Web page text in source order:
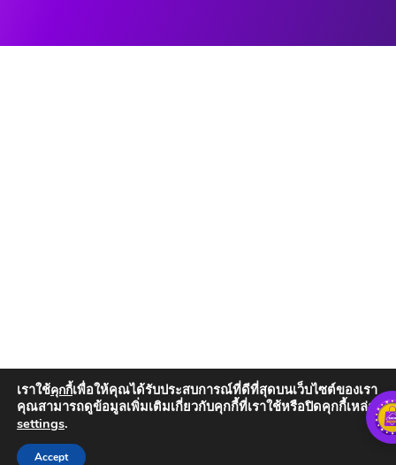
เราใช้คุกกี้เพื่อให้คุณได้รับประสบการณ์ที่ดีที่สุดบนเว็บไซต์ของเรา
คุณสามารถดูข้อมูลเพิ่มเติมเกี่ยวกับคุกกี้ที่เราใช้หรือปิดคุกกี้เหล่านั้น
settings.
Accept